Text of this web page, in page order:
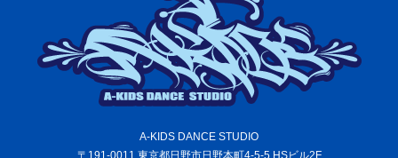
A-KIDS DANCE STUDIO
〒191-0011 東京都日野市日野本町4-5-5 HSビル2F